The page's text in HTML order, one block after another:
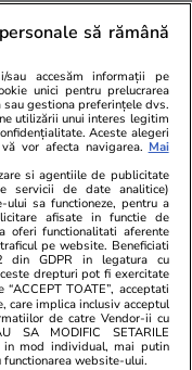
19:35
să rămână
sau accesăm informații pe
unici pentru prelucrarea
sau gestiona preferințele dvs.
utilizării unui interes legitim
Aceste alegeri
vor afecta navigarea. Mai
si agentiile de publicitate
servicii de date analitice)
sa functioneze, pentru a
afisate in functie de
oferi functionalitati aferente
pe website. Beneficiati
din GDPR in legatura cu
drepturi pot fi exercitate
TOATE”, acceptati
care implica inclusiv acceptul
de catre Vendor-ii cu
SA MODIFIC SETARILE
in mod individual, mai putin
functionarea website-ului.